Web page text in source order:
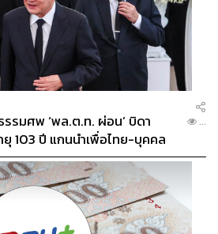
รมศพ ‘พล.ต.ท. ผ่อน’ บิดา
103 ปี แกนนำเพื่อไทย-บุคคล
...